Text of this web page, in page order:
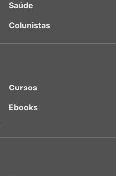
Saúde
Colunistas
Cursos
Ebooks